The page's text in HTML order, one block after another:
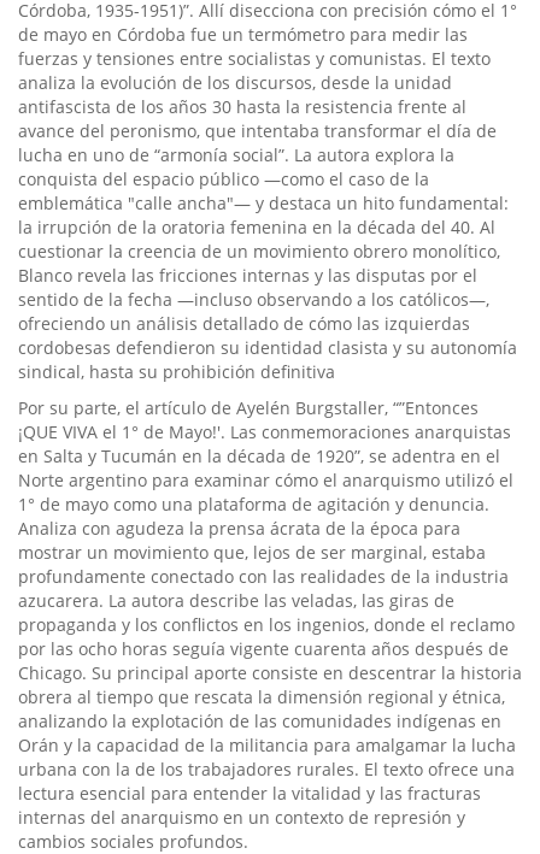
Córdoba, 1935-1951)”. Allí disecciona con precisión cómo el 1°
de mayo en Córdoba fue un termómetro para medir las
fuerzas y tensiones entre socialistas y comunistas. El texto
analiza la evolución de los discursos, desde la unidad
antifascista de los años 30 hasta la resistencia frente al
avance del peronismo, que intentaba transformar el día de
lucha en uno de “armonía social”. La autora explora la
conquista del espacio público —como el caso de la
emblemática "calle ancha"— y destaca un hito fundamental:
la irrupción de la oratoria femenina en la década del 40. Al
cuestionar la creencia de un movimiento obrero monolítico,
Blanco revela las fricciones internas y las disputas por el
sentido de la fecha —incluso observando a los católicos—,
ofreciendo un análisis detallado de cómo las izquierdas
cordobesas defendieron su identidad clasista y su autonomía
sindical, hasta su prohibición definitiva
Por su parte, el artículo de Ayelén Burgstaller, “”Entonces
¡QUE VIVA el 1° de Mayo!'. Las conmemoraciones anarquistas
en Salta y Tucumán en la década de 1920”, se adentra en el
Norte argentino para examinar cómo el anarquismo utilizó el
1° de mayo como una plataforma de agitación y denuncia.
Analiza con agudeza la prensa ácrata de la época para
mostrar un movimiento que, lejos de ser marginal, estaba
profundamente conectado con las realidades de la industria
azucarera. La autora describe las veladas, las giras de
propaganda y los conflictos en los ingenios, donde el reclamo
por las ocho horas seguía vigente cuarenta años después de
Chicago. Su principal aporte consiste en descentrar la historia
obrera al tiempo que rescata la dimensión regional y étnica,
analizando la explotación de las comunidades indígenas en
Orán y la capacidad de la militancia para amalgamar la lucha
urbana con la de los trabajadores rurales. El texto ofrece una
lectura esencial para entender la vitalidad y las fracturas
internas del anarquismo en un contexto de represión y
cambios sociales profundos.